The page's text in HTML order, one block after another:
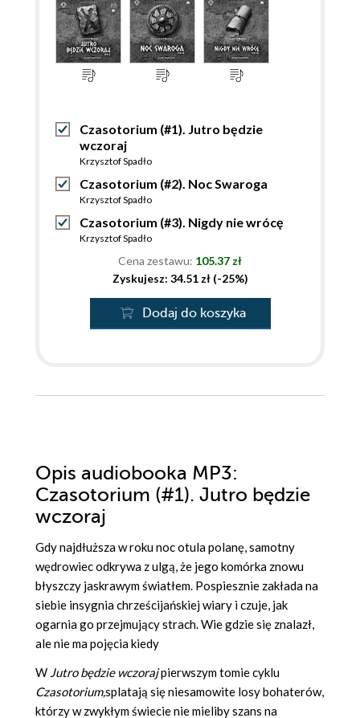
Czasotorium (#1). Jutro będzie
wczoraj
Krzysztof Spadło
Czasotorium (#2). Noc Swaroga
Krzysztof Spadło
Czasotorium (#3). Nigdy nie wrócę
Krzysztof Spadło
Cena zestawu: 105.37 zł
Zyskujesz: 34.51 zł (-25%)
Dodaj do koszyka
Opis audiobooka MP3:
Czasotorium (#1). Jutro będzie
wczoraj
Gdy najdłuższa w roku noc otula polanę, samotny
wędrowiec odkrywa z ulgą, że jego komórka znowu
błyszczy jaskrawym światłem. Pospiesznie zakłada na
siebie insygnia chrześcijańskiej wiary i czuje, jak
ogarnia go przejmujący strach. Wie gdzie się znalazł,
ale nie ma pojęcia kiedy
W Jutro będzie wczorajpierwszym tomie cyklu
Czasotorium,splatają się niesamowite losy bohaterów,
którzy w zwykłym świecie nie mieliby szans na